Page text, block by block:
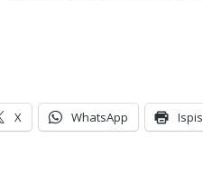
X WhatsApp Ispis